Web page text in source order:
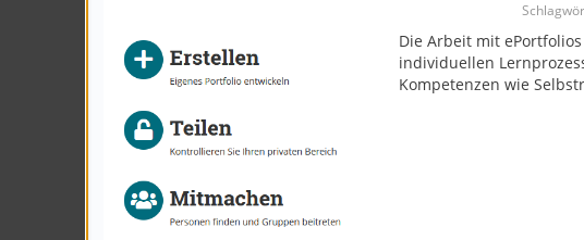
Die Arbeit mit
individuellen
Kompetenzen wie